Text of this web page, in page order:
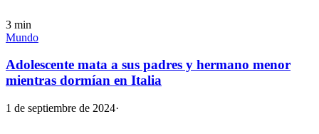
3 min
Mundo
Adolescente mata a sus padres y hermano menor
mientras dormían en Italia
1 de septiembre de 2024·